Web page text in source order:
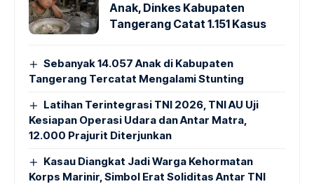
Anak, Dinkes Kabupaten
Tangerang Catat 1.151 Kasus
Sebanyak 14.057 Anak di Kabupaten
Tangerang Tercatat Mengalami Stunting
Latihan Terintegrasi TNI 2026, TNI AU Uji
Kesiapan Operasi Udara dan Antar Matra,
12.000 Prajurit Diterjunkan
Kasau Diangkat Jadi Warga Kehormatan
Korps Marinir, Simbol Erat Soliditas Antar TNI